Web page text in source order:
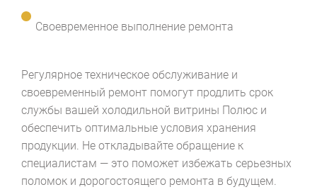
Своевременное выполнение ремонта
Регулярное техническое обслуживание и
своевременный ремонт помогут продлить срок
службы вашей холодильной витрины Полюс и
обеспечить оптимальные условия хранения
продукции. Не откладывайте обращение к
специалистам — это поможет избежать серьезных
поломок и дорогостоящего ремонта в будущем.